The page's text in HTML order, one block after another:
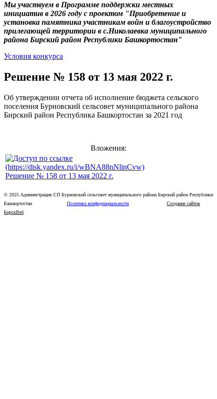
Мы участвуем в Программе поддержки местных
инициатив в 2026 году с проектом "Приобретение и
установка памятника участникам войн и благоустройство
прилегающей территории в с.Николаевка муниципального
района Бирский район Республики Башкортостан"
Условия конкурса
Решение № 158 от 13 мая 2022 г.
Об утверждении отчета об исполнение бюджета сельского
поселения Бурновский сельсовет муниципального района
Бирский район Республика Башкортостан за 2021 год
Вложения:
Решение № 158 от 13 мая 2022 г.
© 2025 Администрация СП Бурновский сельсовет муниципального района Бирский район Республики
Башкортостан Политика конфеденциальности
Создание сайтов
БирскВеб